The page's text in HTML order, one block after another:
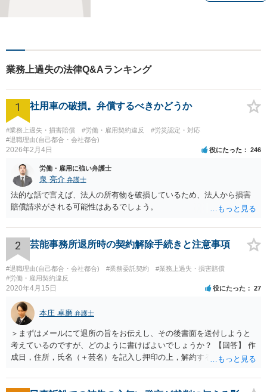
業務上過失の法律Q&Aランキング
1 社用車の破損。弁償するべきかどうか
#業務上過失・損害賠償 #労働・雇用契約違反
#労災認定・対応
#退職理由(自己都合・会社都合)
2026年2月4日 役にたった 246
労働・雇用に強い弁護士
泉 亮介 弁護士
法的な話で言えば、法人の所有物を破損しているため、法人から損害
賠償請求がされる可能性はあるでしょう。
2 芸能事務所退所時の契約解除手続きと注意事項
#退職理由(自己都合・会社都合) #業務委託契約
#業務上過失・損害賠償
#労働・雇用契約違反
2020年4月15日 役にたった 27
本庄 卓磨 弁護士
＞まずはメールにて退所の旨をお伝えし、その後書面を送付しようと
考えているのですが、どのように書けばよいでしょうか？ 【回答】 作
成日，住所，氏名（＋芸名）を記入し押印の上，解約する旨を伝える
ようなことはありますでしょうか？ 【回答】 特にないと思われます